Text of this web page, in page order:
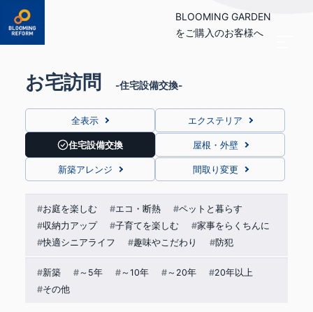
BLOOMING GARDEN
をご購入のお客様へ
お宅訪問 住宅設備交換
全表示 エクステリア
住宅設備交換 屋根・外壁
新築アレンジ 間取り変更
お庭を楽しむ エコ・断熱
ペットと暮らす
収納力アップ
子育てを楽しむ
家事をらくちんに
快適シニアライフ
趣味やこだわり 防犯
新築 ～5年 ～10年 ～20年
20年以上
その他